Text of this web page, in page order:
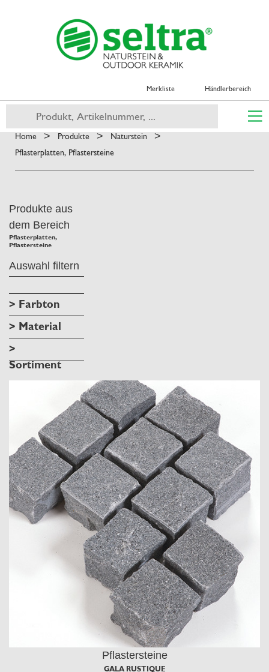
Merkliste Händlerbereich
Home > Produkte > Naturstein >
Pflasterplatten, Pflastersteine
Produkte aus
dem Bereich
Pflasterplatten,
Pflastersteine
Auswahl filtern
> Farbton
> Material
>
Sortiment
Pflastersteine
GALA RUSTIQUE